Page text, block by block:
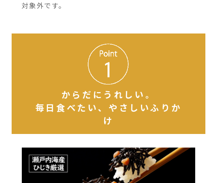
対象外です。
からだにうれしい。
毎日食べたい、やさしいふりか
け